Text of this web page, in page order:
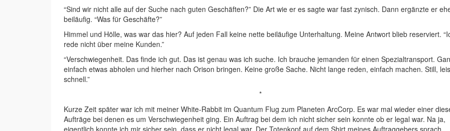
“Sind wir nicht alle auf der Suche nach guten Geschäften?” Die Art wie er es sagte war fast zynisch. Dann ergänzte er
beiläufig. “Was für Geschäfte?”
Himmel und Hölle, was war das hier? Auf jeden Fall keine nette beiläufige Unterhaltung. Meine Antwort blieb reserviert.
rede nicht über meine Kunden.”
“Verschwiegenheit. Das finde ich gut. Das ist genau was ich suche. Ich brauche jemanden für einen Spezialtransport.
einfach etwas abholen und hierher nach Orison bringen. Keine große Sache. Nicht lange reden, einfach machen. Still,
schnell.”
*
Kurze Zeit später war ich mit meiner White-Rabbit im Quantum Flug zum Planeten ArcCorp. Es war mal wieder einer
Aufträge bei denen es um Verschwiegenheit ging. Ein Auftrag bei dem ich nicht sicher sein konnte ob er legal war. Na ja,